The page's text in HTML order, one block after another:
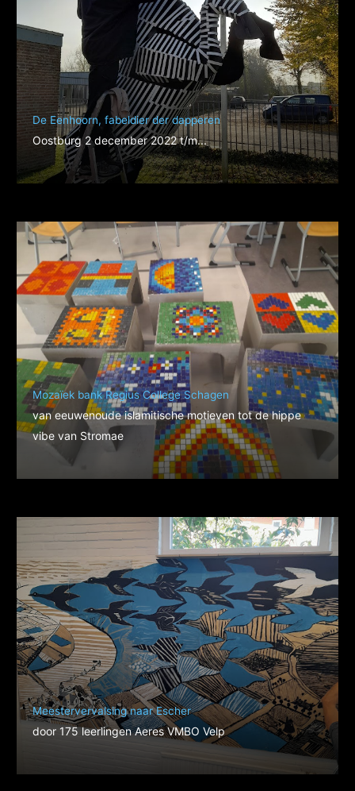
De Eenhoorn, fabeldier der dapperen
Oostburg 2 december 2022 t/m...
Mozaïek bank Regius College Schagen
van eeuwenoude islamitische motieven tot de hippe
vibe van Stromae
Meestervervalsing naar Escher
door 175 leerlingen Aeres VMBO Velp